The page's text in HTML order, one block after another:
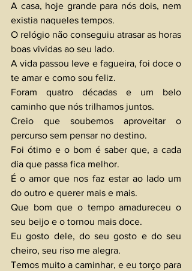
A casa, hoje grande para nós dois, nem
existia naqueles tempos.
O relógio não conseguiu atrasar as horas
boas vividas ao seu lado.
A vida passou leve e fagueira, foi doce o
te amar e como sou feliz.
Foram quatro décadas e um belo
caminho que nós trilhamos juntos.
Creio que soubemos aproveitar o
percurso sem pensar no destino.
Foi ótimo e o bom é saber que, a cada
dia que passa fica melhor.
É o amor que nos faz estar ao lado um
do outro e querer mais e mais.
Que bom que o tempo amadureceu o
seu beijo e o tornou mais doce.
Eu gosto dele, do seu gosto e do seu
cheiro, seu riso me alegra.
Temos muito a caminhar, e eu torço para